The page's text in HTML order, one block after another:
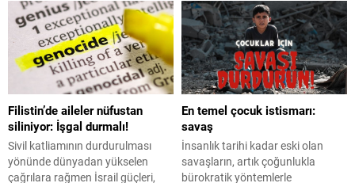
yaşanan insanlık dramı, vicdanlı
birçok insan gibi, bizi de harekete
geçmeye zorluyor. Şimdi,
duyduğumuz üzüntüyü eyleme
dönüştürme zamanı geldi!
Boykot, bazı söylentilere karşın
son derece etkili bir çözüm olabilir.
Günlük alışverişlerimiz sırasında
siyonizme karşı durabiliriz!...
çocuk ve kadın olmak üzere 7 bin
kişi için kayıp başvurusu yapıldı.
Gazze’deki hükümetin basın
ofisinden yapılan açıklamada,
İsrail’in Gazze’ye 92 gündür
sürdürdüğü saldırılarda 10 bin
çocuk ile 7 bin kadının hayatını
kaybettiği belirtildi.
İsrail güçlerinin Gazze Şeridi’nde
1903...
Filistin’de aileler nüfustan
siliniyor: İşgal durmalı!
Sivil katliamının durdurulması
yönünde dünyadan yükselen
çağrılara rağmen İsrail güçleri,
En temel çocuk istismarı:
savaş
İnsanlık tarihi kadar eski olan
savaşların, artık çoğunlukla
bürokratik yöntemlerle